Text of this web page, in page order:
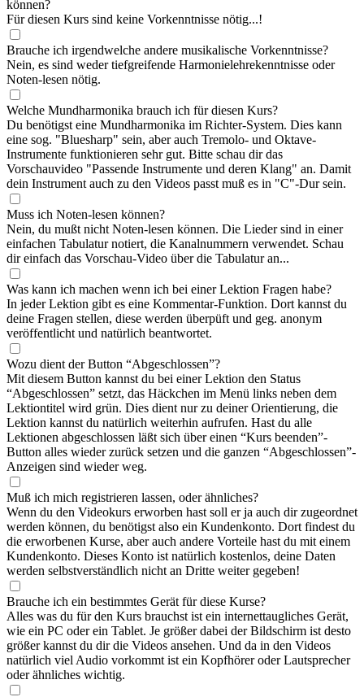
können?
Für diesen Kurs sind keine Vorkenntnisse nötig...!
Brauche ich irgendwelche andere musikalische Vorkenntnisse?
Nein, es sind weder tiefgreifende Harmonielehrekenntnisse oder
Noten-lesen nötig.
Welche Mundharmonika brauch ich für diesen Kurs?
Du benötigst eine Mundharmonika im Richter-System. Dies kann
eine sog. "Bluesharp" sein, aber auch Tremolo- und Oktave-
Instrumente funktionieren sehr gut. Bitte schau dir das
Vorschauvideo "Passende Instrumente und deren Klang" an. Damit
dein Instrument auch zu den Videos passt muß es in "C"-Dur sein.
Muss ich Noten-lesen können?
Nein, du mußt nicht Noten-lesen können. Die Lieder sind in einer
einfachen Tabulatur notiert, die Kanalnummern verwendet. Schau
dir einfach das Vorschau-Video über die Tabulatur an...
Was kann ich machen wenn ich bei einer Lektion Fragen habe?
In jeder Lektion gibt es eine Kommentar-Funktion. Dort kannst du
deine Fragen stellen, diese werden überpüft und geg. anonym
veröffentlicht und natürlich beantwortet.
Wozu dient der Button “Abgeschlossen”?
Mit diesem Button kannst du bei einer Lektion den Status
“Abgeschlossen” setzt, das Häckchen im Menü links neben dem
Lektiontitel wird grün. Dies dient nur zu deiner Orientierung, die
Lektion kannst du natürlich weiterhin aufrufen. Hast du alle
Lektionen abgeschlossen läßt sich über einen “Kurs beenden”-
Button alles wieder zurück setzen und die ganzen “Abgeschlossen”-
Anzeigen sind wieder weg.
Muß ich mich registrieren lassen, oder ähnliches?
Wenn du den Videokurs erworben hast soll er ja auch dir zugeordnet
werden können, du benötigst also ein Kundenkonto. Dort findest du
die erworbenen Kurse, aber auch andere Vorteile hast du mit einem
Kundenkonto. Dieses Konto ist natürlich kostenlos, deine Daten
werden selbstverständlich nicht an Dritte weiter gegeben!
Brauche ich ein bestimmtes Gerät für diese Kurse?
Alles was du für den Kurs brauchst ist ein internettaugliches Gerät,
wie ein PC oder ein Tablet. Je größer dabei der Bildschirm ist desto
größer kannst du dir die Videos ansehen. Und da in den Videos
natürlich viel Audio vorkommt ist ein Kopfhörer oder Lautsprecher
oder ähnliches wichtig.